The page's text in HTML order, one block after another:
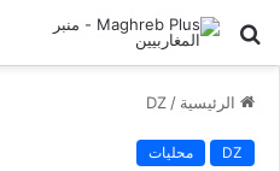
بحث
عن
الرئيسية /
DZ
DZ محليات